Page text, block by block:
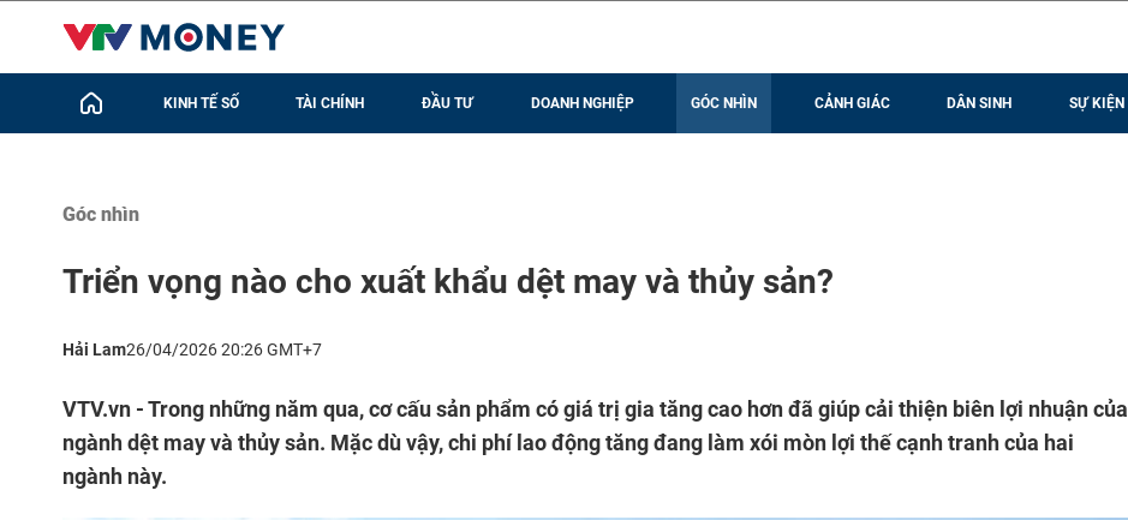
KINH TẾ SỐ TÀI CHÍNH ĐẦU TƯ DOANH NGHIỆP GÓC NHÌN CẢNH GIÁC DÂN SINH SỰ KIỆN
Góc nhìn
Triển vọng nào cho xuất khẩu dệt may và thủy sản?
Hải Lam26/04/2026 20:26 GMT+7
VTV.vn - Trong những năm qua, cơ cấu sản phẩm có giá trị gia tăng cao hơn đã giúp cải thiện biên lợi nhuận của
ngành dệt may và thủy sản. Mặc dù vậy, chi phí lao động tăng đang làm xói mòn lợi thế cạnh tranh của hai
ngành này.